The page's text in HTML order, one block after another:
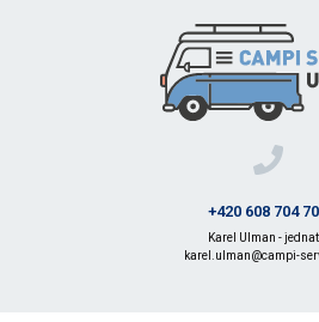
+420 608 704
Karel Ulman -
karel.ulman@campi-